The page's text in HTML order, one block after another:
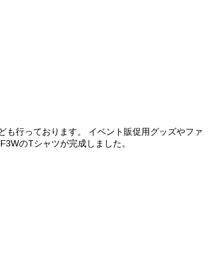
も行っております。 イベント販促用グッズやファ
のTシャツが完成しました。